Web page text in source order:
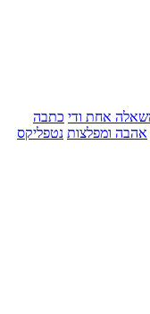
כתבה
אהבה ומפלצות נטפליקס